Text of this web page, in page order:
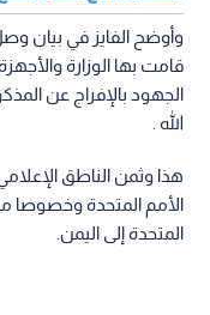
وأوضح الفايز في بيان
قامت بها الوزارة
الجهود بالإفراج عن
الله .
هذا وثمن الناطق
الأمم المتحدة وخصوصا
المتحدة إلى اليمن.